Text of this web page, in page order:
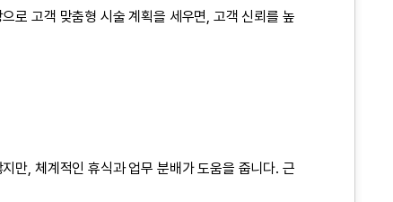
로 고객 맞춤형 시술 계획을 세우면, 고객 신뢰를 높
만, 체계적인 휴식과 업무 분배가 도움을 줍니다. 근